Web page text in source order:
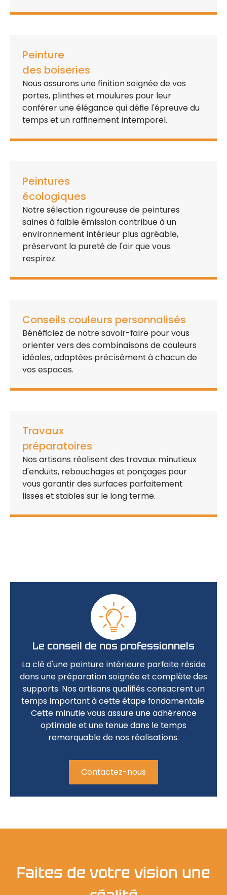
Peinture
des boiseries
Nous assurons unefinition soignéede vos
portes, plinthes et moulures pour leur
conférer une élégance qui défie l'épreuve du
temps et un raffinement intemporel.
Peintures
écologiques
Notre sélection rigoureuse de peintures
saines à faible émissioncontribue à un
environnement intérieur plus agréable,
préservant la pureté de l'air que vous
respirez.
Conseils couleurs personnalisés
Bénéficiez de notresavoir-faire pour vous
orienter vers des combinaisons de couleurs
idéales, adaptées précisément à chacun de
vos espaces.
Travaux
préparatoires
Nos artisans réalisent des travaux minutieux
d'enduits, rebouchages et ponçages pour
vous garantir des surfaces parfaitement
lisses et stables sur le long terme.
Le conseil de nos professionnels
La clé d'une peinture intérieure parfaiteréside
dans une préparation soignéeet complète des
supports. Nosartisans qualifiésconsacrent un
temps important à cette étape fondamentale.
Cette minutie vous assure uneadhérence
optimaleet une tenue dans le temps
remarquable de nos réalisations.
Contactez-nous
Faites de votre vision une